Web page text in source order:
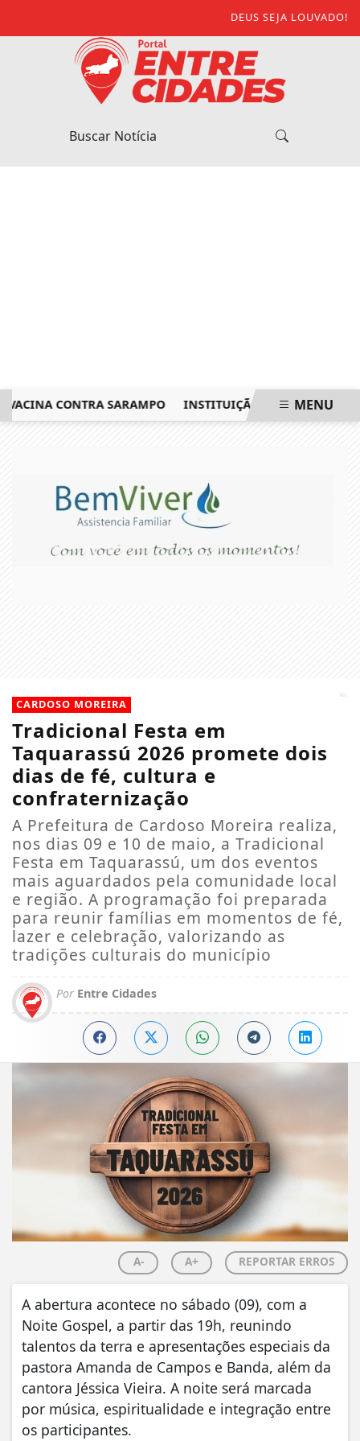
DEUS SEJA LOUVADO!
CONTRA SARAMPO INSTITUIÇÃO NO NOROESTE
MENU
CARDOSO MOREIRA
Tradicional Festa em
Taquarassú 2026 promete dois
dias de fé, cultura e
confraternização
A Prefeitura de Cardoso Moreira realiza,
nos dias 09 e 10 de maio, a Tradicional
Festa em Taquarassú, um dos eventos
mais aguardados pela comunidade local
e região. A programação foi preparada
para reunir famílias em momentos de fé,
lazer e celebração, valorizando as
tradições culturais do município
Por Entre Cidades
A- A+ REPORTAR ERROS
A abertura acontece no sábado (09), com a
Noite Gospel, a partir das 19h, reunindo
talentos da terra e apresentações especiais da
pastora Amanda de Campos e Banda, além da
cantora Jéssica Vieira. A noite será marcada
por música, espiritualidade e integração entre
os participantes.